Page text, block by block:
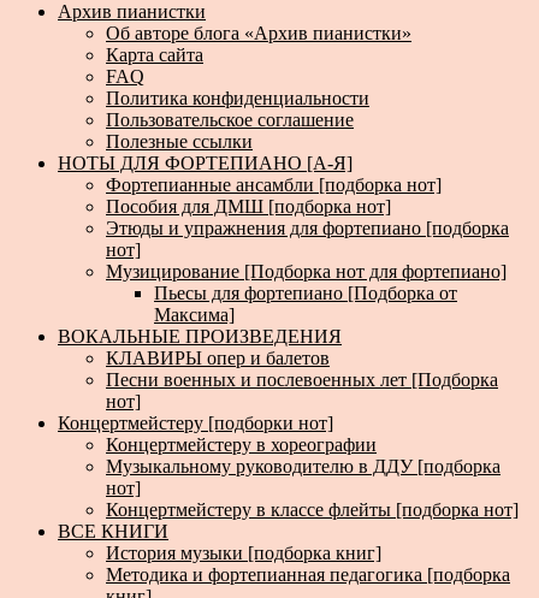
Архив пианистки
Об авторе блога «Архив пианистки»
Карта сайта
FAQ
Политика конфиденциальности
Пользовательское соглашение
Полезные ссылки
НОТЫ ДЛЯ ФОРТЕПИАНО [А-Я]
Фортепианные ансамбли [подборка нот]
Пособия для ДМШ [подборка нот]
Этюды и упражнения для фортепиано [подборка
нот]
Музицирование [Подборка нот для фортепиано]
Пьесы для фортепиано [Подборка от
Максима]
ВОКАЛЬНЫЕ ПРОИЗВЕДЕНИЯ
КЛАВИРЫ опер и балетов
Песни военных и послевоенных лет [Подборка
нот]
Концертмейстеру [подборки нот]
Концертмейстеру в хореографии
Музыкальному руководителю в ДДУ [подборка
нот]
Концертмейстеру в классе флейты [подборка нот]
ВСЕ КНИГИ
История музыки [подборка книг]
Методика и фортепианная педагогика [подборка